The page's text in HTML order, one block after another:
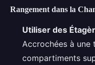
Rangement dans la
Utiliser des
Accrochées à une
compartiments